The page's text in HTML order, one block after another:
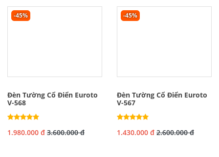
-45%
Đèn Tường Cổ Điển Euroto
V-568
1.980.000 đ 3.600.000 đ
-45%
Đèn Tường Cổ Điển Euroto
V-567
1.430.000 đ 2.600.000 đ